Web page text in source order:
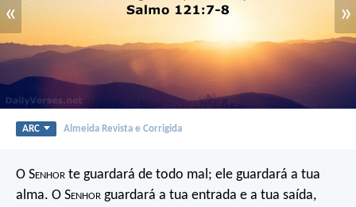
« »
ARC Almeida Revista e Corrigida
O Senhor te guardará de todo mal; ele guardará a tua
alma. O Senhor guardará a tua entrada e a tua saída,